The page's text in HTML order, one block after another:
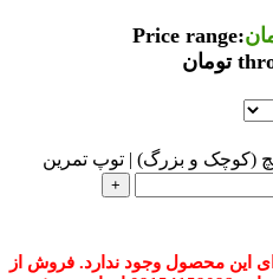
Price range:
(کوچک و بزرگ) | توپ تمرین
این محصول وجود ندارد. فروش از